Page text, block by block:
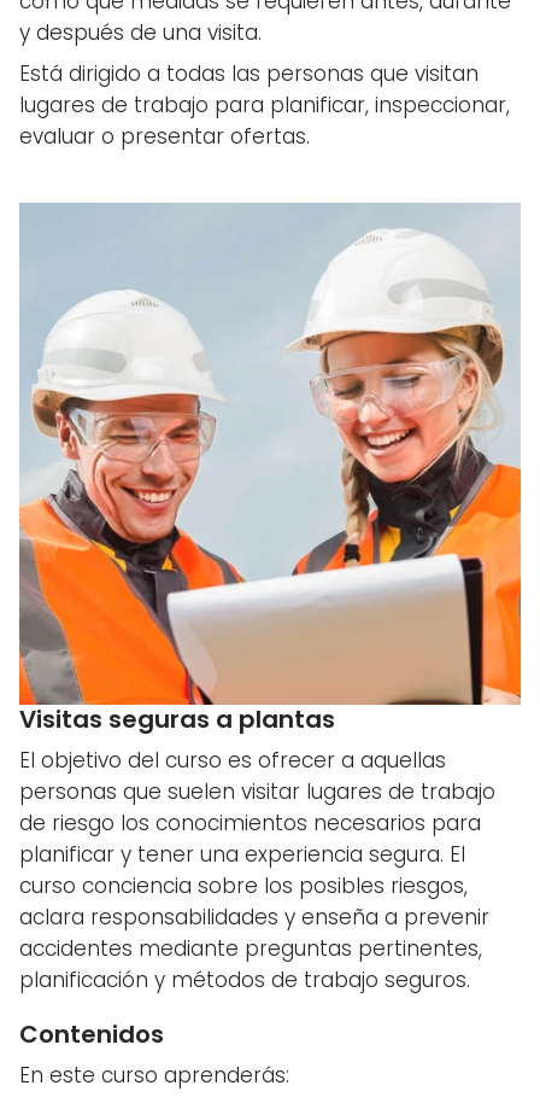
y después de una visita.
Está dirigido a todas las personas que visitan
lugares de trabajo para planificar, inspeccionar,
evaluar o presentar ofertas.
Visitas seguras a plantas
El objetivo del curso es ofrecer a aquellas
personas que suelen visitar lugares de trabajo
de riesgo los conocimientos necesarios para
planificar y tener una experiencia segura. El
curso conciencia sobre los posibles riesgos,
aclara responsabilidades y enseña a prevenir
accidentes mediante preguntas pertinentes,
planificación y métodos de trabajo seguros.
Contenidos
En este curso aprenderás: